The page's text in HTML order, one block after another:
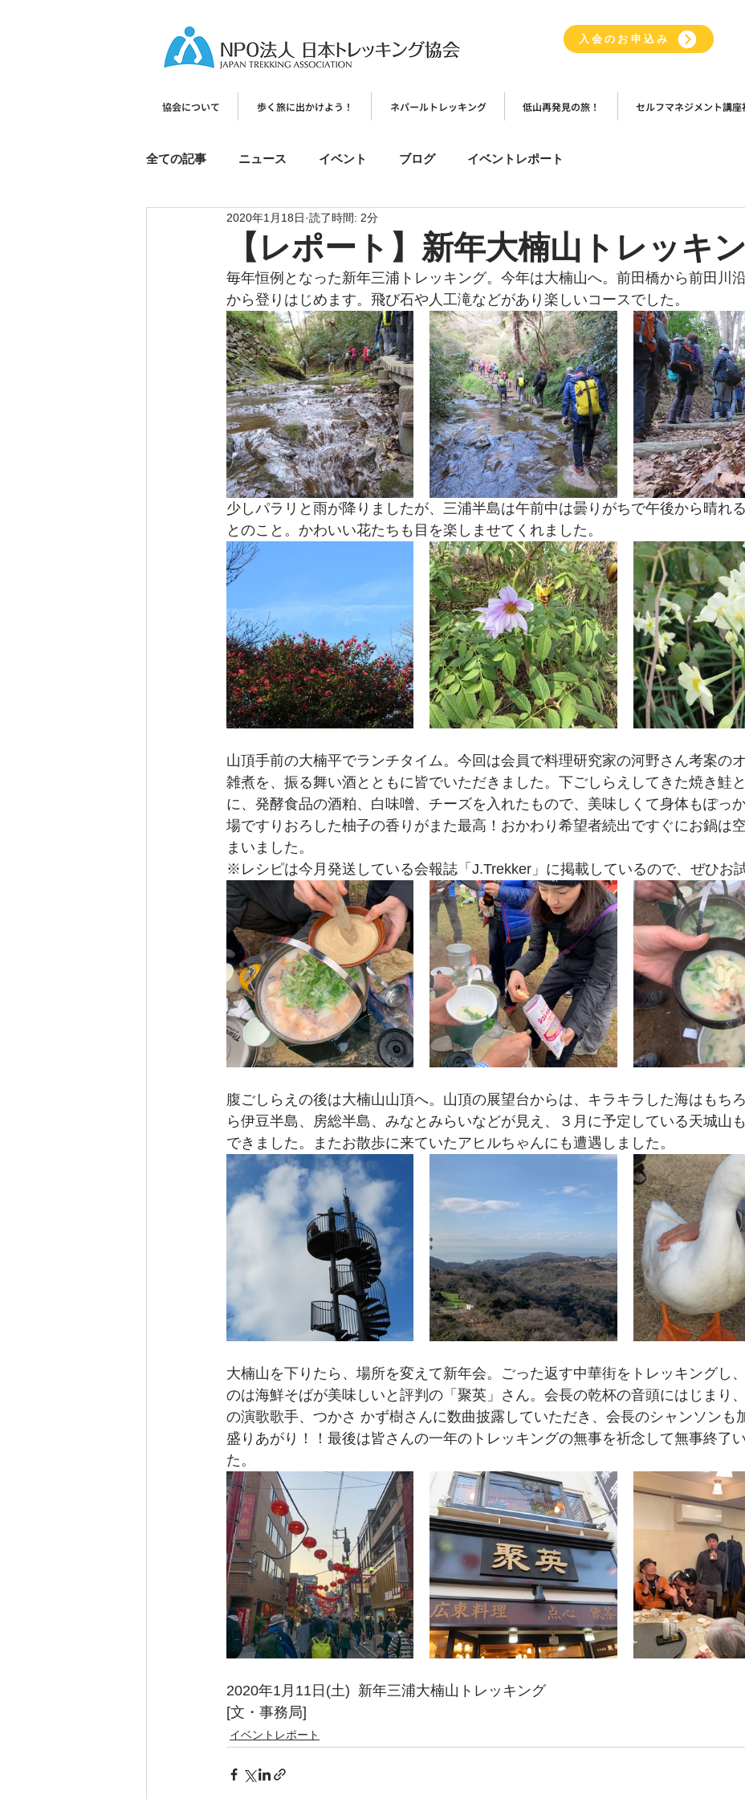
入会のお申込み
協会について 歩く旅に出かけよう！ ネパールトレッキング 低山再発見の旅！ セルフマネジメント講座
全ての記事 ニュース イベント ブログ イベントレポート
【レポート】新年大楠山トレッキ
2020年1月18日 読了時間: 2分
毎年恒例となった新年三浦トレッキング。今年は大楠山へ。前田橋から前田川
から登りはじめます。飛び石や人工滝などがあり楽しいコースでした。
少しパラリと雨が降りましたが、三浦半島は午前中は曇りがちで午後から晴れ
とのこと。かわいい花たちも目を楽しませてくれました。
山頂手前の大楠平でランチタイム。今回は会員で料理研究家の河野さん考案の
雑煮を、振る舞い酒とともに皆でいただきました。下ごしらえしてきた焼き鮭
に、発酵食品の酒粕、白味噌、チーズを入れたもので、美味しくて身体もぽっ
場ですりおろした柚子の香りがまた最高！おかわり希望者続出ですぐにお鍋は
まいました。
※レシピは今月発送している会報誌「J.Trekker」に掲載しているので、ぜひお
腹ごしらえの後は大楠山山頂へ。山頂の展望台からは、キラキラした海はもち
ら伊豆半島、房総半島、みなとみらいなどが見え、３月に予定している天城山
できました。またお散歩に来ていたアヒルちゃんにも遭遇しました。
大楠山を下りたら、場所を変えて新年会。ごった返す中華街をトレッキングし
のは海鮮そばが美味しいと評判の「聚英」さん。会長の乾杯の音頭にはじまり
の演歌歌手、つかさ かず樹さんに数曲披露していただき、会長のシャンソンも
盛りあがり！！最後は皆さんの一年のトレッキングの無事を祈念して無事終了
た。
2020年1月11日(土)  新年三浦大楠山トレッキング
[文・事務局]
イベントレポート